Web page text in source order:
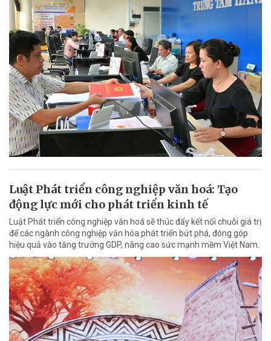
Luật Phát triển công nghiệp văn hoá: Tạo
động lực mới cho phát triển kinh tế
Luật Phát triển công nghiệp văn hoá sẽ thúc đẩy kết nối chuỗi giá trị
để các ngành công nghiệp văn hóa phát triển bứt phá, đóng góp
hiệu quả vào tăng trưởng GDP, nâng cao sức mạnh mềm Việt Nam.